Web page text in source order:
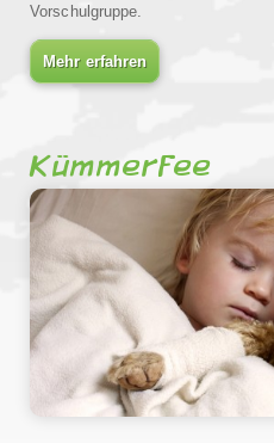
Vorschulgruppe.
Mehr erfahren
Kümmerfee